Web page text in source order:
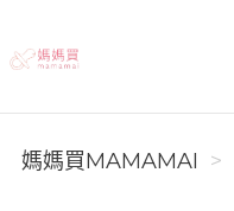
媽媽買MAMAMAI
媽媽買MAMAMAI